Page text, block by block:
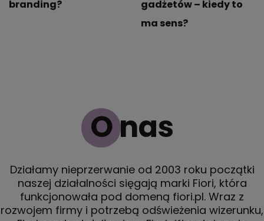
branding?
gadżetów – kiedy to
ma sens?
O nas
Działamy nieprzerwanie od 2003 roku początki
naszej działalności sięgają marki Fiori, która
funkcjonowała pod domeną fiori.pl. Wraz z
rozwojem firmy i potrzebą odświeżenia wizerunku,